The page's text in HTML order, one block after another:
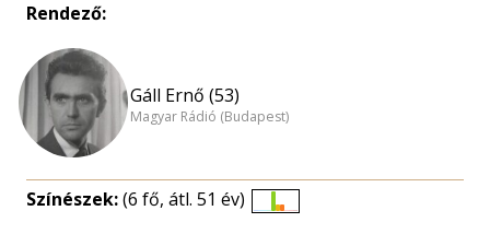
Rendező:
Gáll Ernő (53)
Magyar Rádió (Budapest)
Színészek:(6 fő, átl. 51 év)